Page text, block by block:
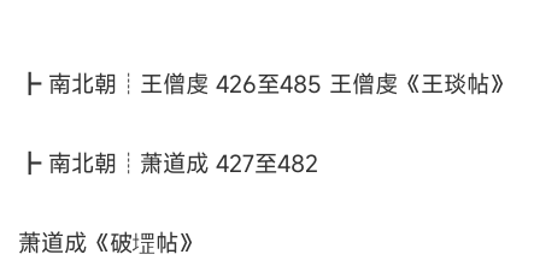
┣ 南北朝┊王僧虔 426至485 王僧虔《王琰帖》
┣ 南北朝┊萧道成 427至482
萧道成《破堽帖》